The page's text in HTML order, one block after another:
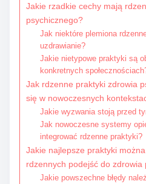
Jakie rzadkie cechy mają
psychicznego?
Jak niektóre plemiona
uzdrawianie?
Jakie nietypowe praktyki są
konkretnych
Jak rdzenne praktyki zdrowia
się w nowoczesnych
Jakie wyzwania stoją przed
Jak nowoczesne systemy
integrować rdzenne praktyki?
Jakie najlepsze praktyki
rdzennych podejść do zdrowia
Jakie powszechne błędy